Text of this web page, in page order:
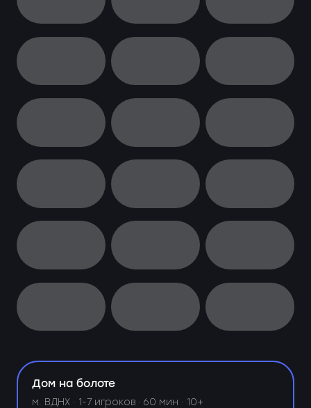
Дом на болоте
м. ВДНХ · 1-7 игроков · 60 мин · 10+